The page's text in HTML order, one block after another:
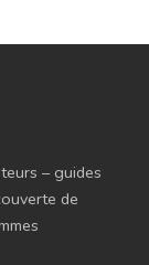
– guides
de